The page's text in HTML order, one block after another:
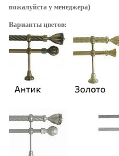
пожалуйста у менеджера)
Варианты цветов: